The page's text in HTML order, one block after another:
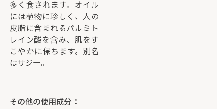
多く食されます。オイル
には植物に珍しく、人の
皮脂に含まれるパルミト
レイン酸を含み、肌をす
こやかに保ちます。別名
はサジー。
その他の使用成分：